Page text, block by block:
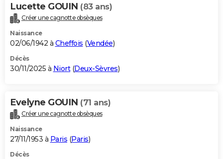
Lucette GOUIN (83 ans)
Créer une cagnotte obsèques
Naissance
02/06/1942 à Cheffois (Vendée)
Décès
30/11/2025 à Niort(Deux-Sèvres)
Evelyne GOUIN (71 ans)
Créer une cagnotte obsèques
Naissance
27/11/1953 à Paris (Paris)
Décès